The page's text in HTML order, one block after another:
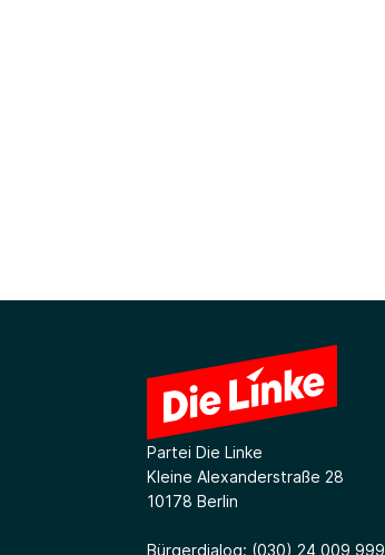
Partei Die Linke
Kleine Alexanderstraße 28
10178 Berlin
Bürgerdialog: (030) 24 009 999